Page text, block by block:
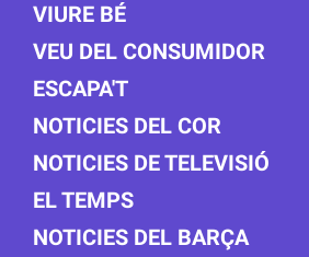
VIURE BÉ
VEU DEL CONSUMIDOR
ESCAPA'T
NOTICIES DEL COR
NOTICIES DE TELEVISIÓ
EL TEMPS
NOTICIES DEL BARÇA